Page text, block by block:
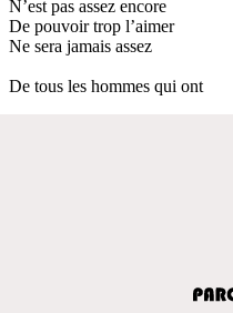
N’est pas assez encore
De pouvoir trop l’aimer
Ne sera jamais assez
De tous les hommes qui ont